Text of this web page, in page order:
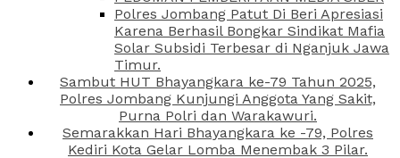
Polres Jombang Patut Di Beri Apresiasi
Karena Berhasil Bongkar Sindikat Mafia
Solar Subsidi Terbesar di Nganjuk Jawa
Timur.
Sambut HUT Bhayangkara ke-79 Tahun 2025,
Polres Jombang Kunjungi Anggota Yang Sakit,
Purna Polri dan Warakawuri.
Semarakkan Hari Bhayangkara ke -79, Polres
Kediri Kota Gelar Lomba Menembak 3 Pilar.